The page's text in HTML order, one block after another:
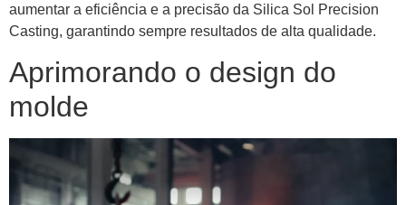
aumentar a eficiência e a precisão da Silica Sol Precision
Casting, garantindo sempre resultados de alta qualidade.
Aprimorando o design do
molde